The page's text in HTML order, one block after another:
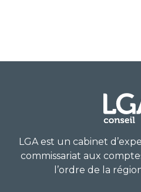
LGA est un cabinet
commissariat aux
l’ordre de la